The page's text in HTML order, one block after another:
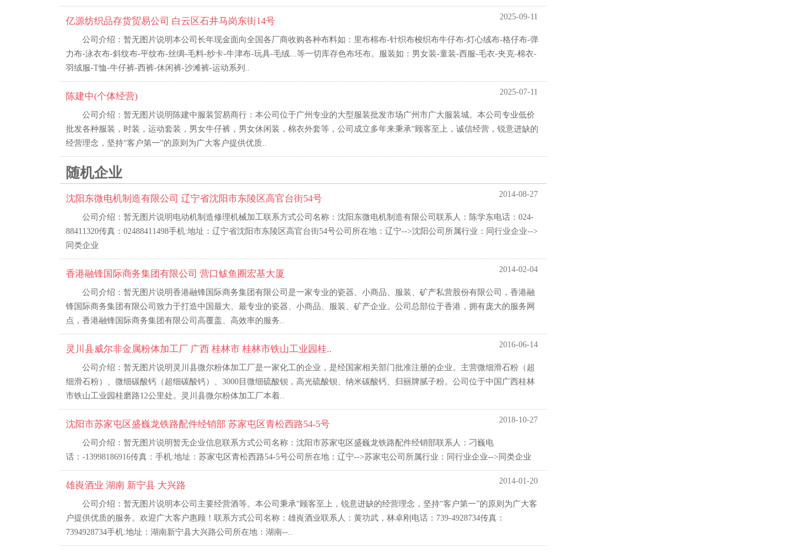
2025-09-11
亿源纺织品存货贸易公司 白云区石井马岗东街14号
公司介绍：暂无图片说明本公司长年现金面向全国各厂商收购各种布料如：里布棉布-针织布梭织布牛仔布-灯心绒布-格仔布-弹
力布-泳衣布-斜纹布-平纹布-丝绸-毛料-纱卡-牛津布-玩具-毛绒...等一切库存色布坯布。服装如：男女装-童装-西服-毛衣-夹克-棉衣-
羽绒服-T恤-牛仔裤-西裤-休闲裤-沙滩裤-运动系列..
2025-07-11
陈建中(个体经营)
公司介绍：暂无图片说明陈建中服装贸易商行：本公司位于广州专业的大型服装批发市场广州市广大服装城。本公司专业低价
批发各种服装，时装，运动套装，男女牛仔裤，男女休闲装，棉衣外套等，公司成立多年来秉承“顾客至上，诚信经营，锐意进缺的
经营理念，坚持“客户第一”的原则为广大客户提供优质..
随机企业
2014-08-27
沈阳东微电机制造有限公司 辽宁省沈阳市东陵区高官台街54号
公司介绍：暂无图片说明电动机制造修理机械加工联系方式公司名称：沈阳东微电机制造有限公司联系人：陈学东电话：024-
88411320传真：02488411498手机:地址：辽宁省沈阳市东陵区高官台街54号公司所在地：辽宁-->沈阳公司所属行业：同行业企业-->
同类企业
2014-02-04
香港融锋国际商务集团有限公司 营口鲅鱼圈宏基大厦
公司介绍：暂无图片说明香港融锋国际商务集团有限公司是一家专业的瓷器、小商品、服装、矿产私营股份有限公司，香港融
锋国际商务集团有限公司致力于打造中国最大、最专业的瓷器、小商品、服装、矿产企业。公司总部位于香港，拥有庞大的服务网
点，香港融锋国际商务集团有限公司高覆盖、高效率的服务..
2016-06-14
灵川县威尔非金属粉体加工厂 广西 桂林市 桂林市铁山工业园桂..
公司介绍：暂无图片说明灵川县微尔粉体加工厂是一家化工的企业，是经国家相关部门批准注册的企业。主营微细滑石粉（超
细滑石粉）、微细碳酸钙（超细碳酸钙）、3000目微细硫酸钡，高光硫酸钡、纳米碳酸钙、归丽牌腻子粉。公司位于中国广西桂林
市铁山工业园桂磨路12公里处。灵川县微尔粉体加工厂本着..
2018-10-27
沈阳市苏家屯区盛巍龙铁路配件经销部 苏家屯区青松西路54-5号
公司介绍：暂无图片说明暂无企业信息联系方式公司名称：沈阳市苏家屯区盛巍龙铁路配件经销部联系人：刁巍电
话：-13998186916传真：手机:地址：苏家屯区青松西路54-5号公司所在地：辽宁-->苏家屯公司所属行业：同行业企业-->同类企业
2014-01-20
雄崀酒业 湖南 新宁县 大兴路
公司介绍：暂无图片说明本公司主要经营酒等。本公司秉承“顾客至上，锐意进缺的经营理念，坚持“客户第一”的原则为广大客
户提供优质的服务。欢迎广大客户惠顾！联系方式公司名称：雄崀酒业联系人：黄功武，林卓刚电话：739-4928734传真：
7394928734手机:地址：湖南新宁县大兴路公司所在地：湖南--..